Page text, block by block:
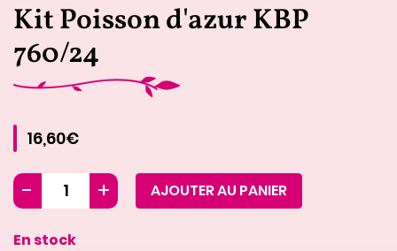
Kit Poisson d'azur KBP
760/24
16,60€
AJOUTER AU PANIER
En stock